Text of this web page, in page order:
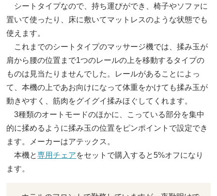
シートタイプなので、持ち運びができ、椅子やソファに
置いて使ったり、床に敷いてマットレスのような状態でも
使えます。
これまでのシートタイプのマッサージ機では、揉み玉が
肩から腰の位置まで1つのレールの上を移動するタイプの
ものは見当たりませんでした。レールがあることによっ
て、本機の上であお向けになって体重をかけても揉み玉が
動きやすく、筋肉をグイグイ揉みほぐしてくれます。
3種類のオートモードのほかに、こっている部分を集中
的に揉めるように揉み玉の位置をピンポイントで設定でき
ます。メーカーはアテックス。
本機と専用チェアをセットで購入すると5%オフになり
ます。